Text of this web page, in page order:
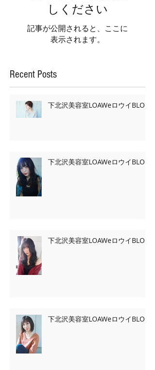
しください
記事が公開されると、ここに
表示されます。
Recent Posts
下北沢美容室LOAWeロウイBLOG
下北沢美容室LOAWeロウイBLOG
下北沢美容室LOAWeロウイBLOG
下北沢美容室LOAWeロウイBLOG